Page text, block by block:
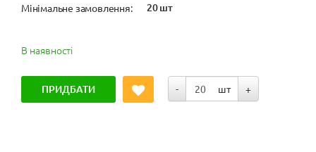
Мінімальне замовлення: 20 шт
В наявності
ПРИДБАТИ - шт +